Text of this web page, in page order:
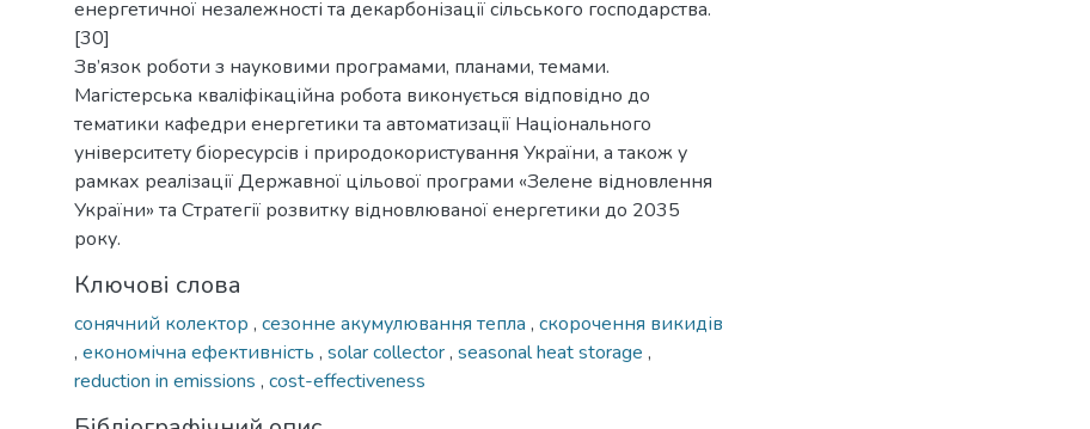
енергетичної незалежності та декарбонізації сільського господарства.
[30]
Зв’язок роботи з науковими програмами, планами, темами.
Магістерська кваліфікаційна робота виконується відповідно до
тематики кафедри енергетики та автоматизації Національного
університету біоресурсів і природокористування України, а також у
рамках реалізації Державної цільової програми «Зелене відновлення
України» та Стратегії розвитку відновлюваної енергетики до 2035
року.
Ключові слова
сонячний колектор , сезонне акумулювання тепла , скорочення викидів
, економічна ефективність , solar collector, seasonal heat storage ,
reduction in emissions , cost-effectiveness